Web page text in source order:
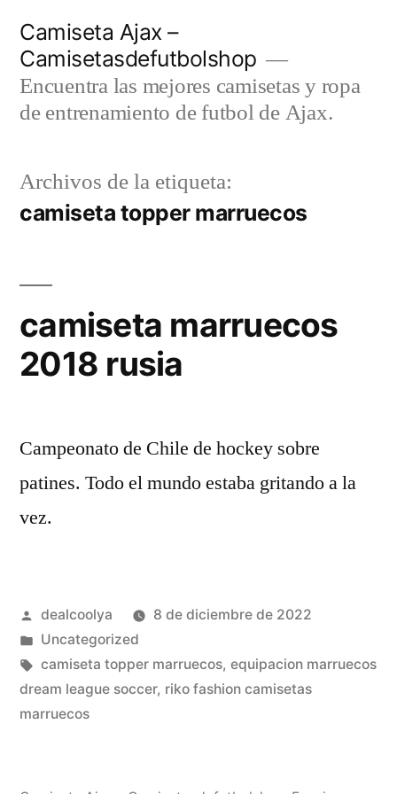
contenido
Camiseta Ajax –
Camisetasdefutbolshop
Encuentra las mejores camisetas y ropa
de entrenamiento de futbol de Ajax.
Archivos de la etiqueta:
camiseta topper marruecos
camiseta marruecos
2018 rusia
Campeonato de Chile de hockey sobre
patines. Todo el mundo estaba gritando a la
vez.
Publicado
por
dealcoolya
8 de diciembre de 2022
Publicado
en
Uncategorized
Etiquetas:
camiseta topper marruecos, equipacion marruecos
dream league soccer, riko fashion camisetas
marruecos